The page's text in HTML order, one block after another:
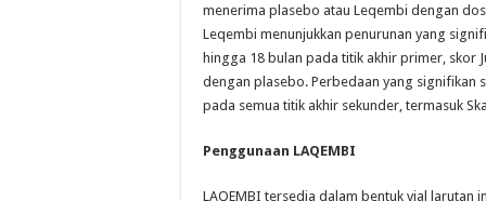
menerima plasebo atau Leqembi dengan
Leqembi menunjukkan penurunan yang
hingga 18 bulan pada titik akhir primer, skor
dengan plasebo. Perbedaan yang signifikan
pada semua titik akhir sekunder, termasuk
Penggunaan LAQEMBI
LAQEMBI tersedia dalam bentuk vial larutan